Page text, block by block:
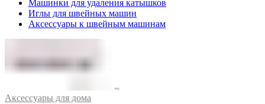
Машинки для удаления катышков
Иглы для швейных машин
Аксессуары к швейным машинам
Аксессуары для дома